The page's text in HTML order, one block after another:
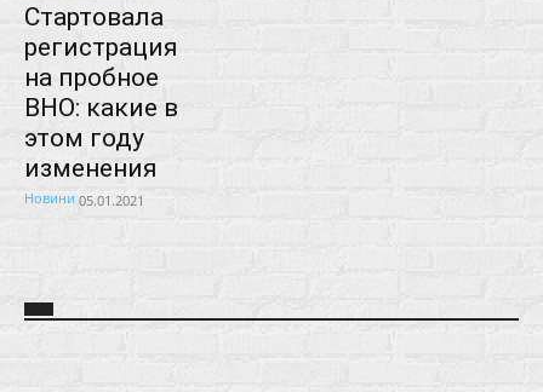
Стартовала
регистрация
на пробное
ВНО: какие в
этом году
изменения
Новини 05.01.2021